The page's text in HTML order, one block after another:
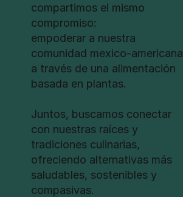
compartimos el mismo
compromiso:
empoderar a nuestra
comunidad mexico-americana
a través de una alimentación
basada en plantas.
Juntos, buscamos conectar
con nuestras raíces y
tradiciones culinarias,
ofreciendo alternativas más
saludables, sostenibles y
compasivas.